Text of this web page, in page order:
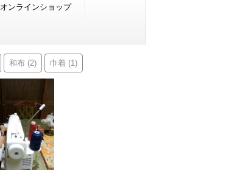
オンラインショップ
和布 (2) 巾着 (1)